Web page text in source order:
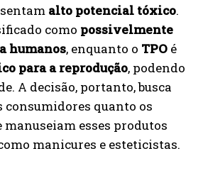
alto potencial tóxico.
como possivelmente
humanos, enquanto o TPO é
para a reprodução, podendo
A decisão, portanto, busca
consumidores quanto os
esses produtos
manicures e esteticistas.